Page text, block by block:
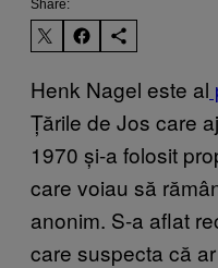
Share:
Henk Nagel este al
Țările de Jos care
1970 și-a folosit
care voiau să
anonim. S-a aflat
care suspecta că